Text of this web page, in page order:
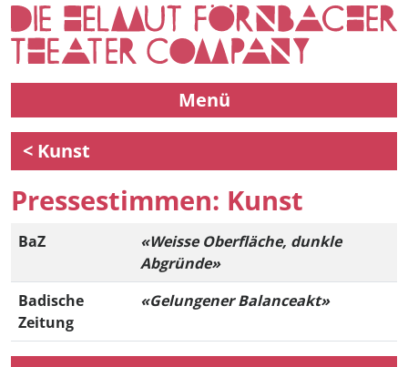
Menü
< Kunst
Pressestimmen: Kunst
BaZ
«Weisse Oberfläche, dunkle
Abgründe»
Badische
Zeitung
«Gelungener Balanceakt»